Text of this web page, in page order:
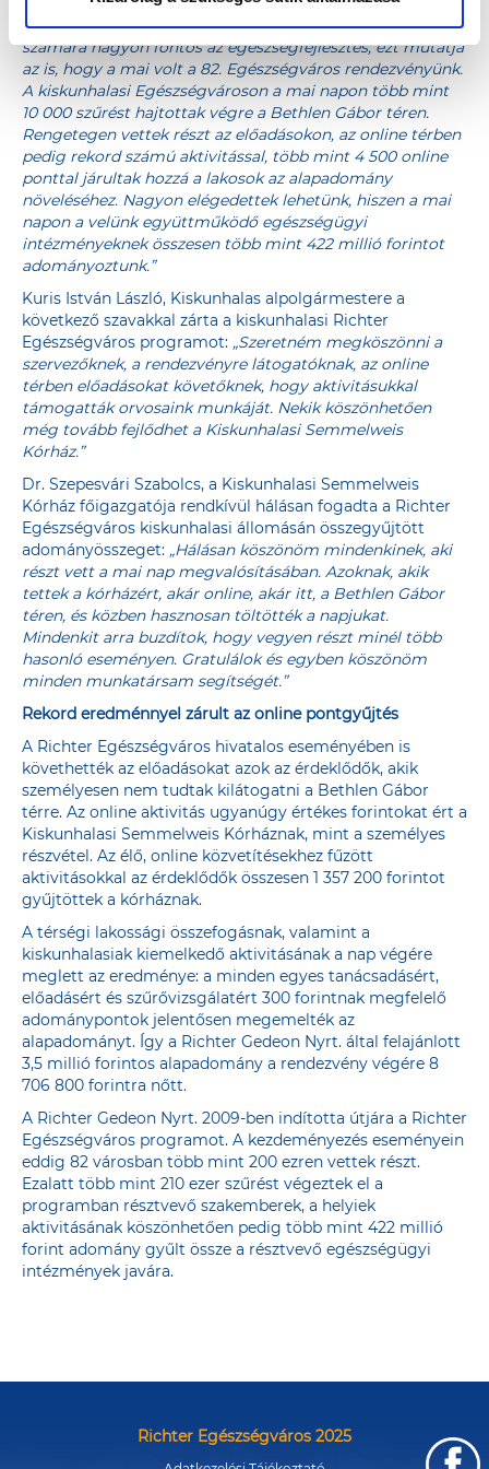
Egészségváros programot. A Richter Gedeon Nyrt.
számára nagyon fontos az egészségfejlesztés, ezt mutatja
az is, hogy a mai volt a 82. Egészségváros rendezvényünk.
A kiskunhalasi Egészségvároson a mai napon több mint
10 000 szűrést hajtottak végre a Bethlen Gábor téren.
Rengetegen vettek részt az előadásokon, az online térben
pedig rekord számú aktivitással, több mint 4 500 online
ponttal járultak hozzá a lakosok az alapadomány
növeléséhez. Nagyon elégedettek lehetünk, hiszen a mai
napon a velünk együttműködő egészségügyi
intézményeknek összesen több mint 422 millió forintot
adományoztunk.”
Kuris István László, Kiskunhalas alpolgármestere a
következő szavakkal zárta a kiskunhalasi Richter
Egészségváros programot: „Szeretném megköszönni a
szervezőknek, a rendezvényre látogatóknak, az online
térben előadásokat követőknek, hogy aktivitásukkal
támogatták orvosaink munkáját. Nekik köszönhetően
még tovább fejlődhet a Kiskunhalasi Semmelweis
Kórház.”
Dr. Szepesvári Szabolcs, a Kiskunhalasi Semmelweis
Kórház főigazgatója rendkívül hálásan fogadta a Richter
Egészségváros kiskunhalasi állomásán összegyűjtött
adományösszeget: „Hálásan köszönöm mindenkinek, aki
részt vett a mai nap megvalósításában. Azoknak, akik
tettek a kórházért, akár online, akár itt, a Bethlen Gábor
téren, és közben hasznosan töltötték a napjukat.
Mindenkit arra buzdítok, hogy vegyen részt minél több
hasonló eseményen. Gratulálok és egyben köszönöm
minden munkatársam segítségét.”
Rekord eredménnyel zárult az online pontgyűjtés
A Richter Egészségváros hivatalos eseményében is
követhették az előadásokat azok az érdeklődők, akik
személyesen nem tudtak kilátogatni a Bethlen Gábor
térre. Az online aktivitás ugyanúgy értékes forintokat ért a
Kiskunhalasi Semmelweis Kórháznak, mint a személyes
részvétel. Az élő, online közvetítésekhez fűzött
aktivitásokkal az érdeklődők összesen 1 357 200 forintot
gyűjtöttek a kórháznak.
A térségi lakossági összefogásnak, valamint a
kiskunhalasiak kiemelkedő aktivitásának a nap végére
meglett az eredménye: a minden egyes tanácsadásért,
előadásért és szűrővizsgálatért 300 forintnak megfelelő
adománypontok jelentősen megemelték az
alapadományt. Így a Richter Gedeon Nyrt. által felajánlott
3,5 millió forintos alapadomány a rendezvény végére 8
706 800 forintra nőtt.
A Richter Gedeon Nyrt. 2009-ben indította útjára a Richter
Egészségváros programot. A kezdeményezés eseményein
eddig 82 városban több mint 200 ezren vettek részt.
Ezalatt több mint 210 ezer szűrést végeztek el a
programban résztvevő szakemberek, a helyiek
aktivitásának köszönhetően pedig több mint 422 millió
forint adomány gyűlt össze a résztvevő egészségügyi
intézmények javára.
Richter Egészségváros 2025